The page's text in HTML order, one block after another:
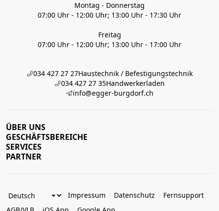
Montag - Donnerstag
07:00 Uhr - 12:00 Uhr; 13:00 Uhr - 17:30 Uhr
Freitag
07:00 Uhr - 12:00 Uhr; 13:00 Uhr - 17:00 Uhr
034 427 27 27Haustechnik / Befestigungstechnik
034 427 27 35Handwerkerladen
info@egger-burgdorf.ch
ÜBER UNS
GESCHÄFTSBEREICHE
SERVICES
PARTNER
Impressum Datenschutz
Fernsupport